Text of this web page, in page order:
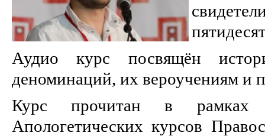
Аудио курс посвящён
деноминаций, их вероучениям и
Курс прочитан в рамках
Апологетических курсов